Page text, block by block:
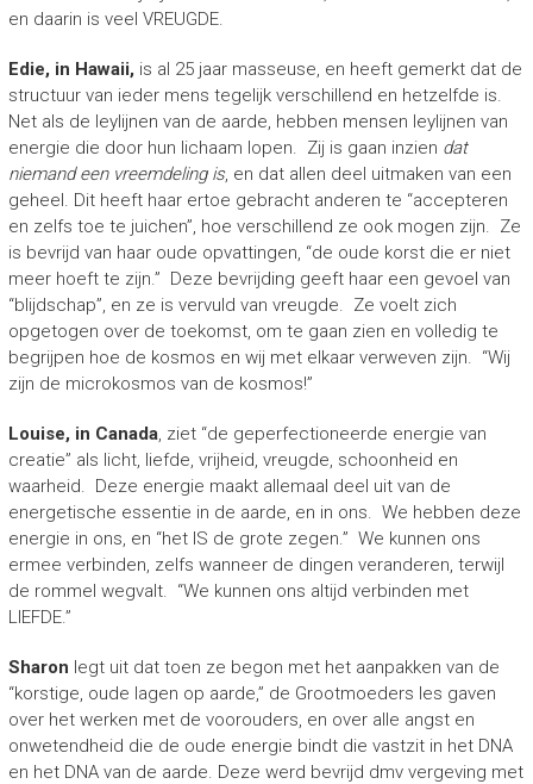
en daarin is veel VREUGDE.
Edie, in Hawaii, is al 25 jaar masseuse, en heeft gemerkt dat de
structuur van ieder mens tegelijk verschillend en hetzelfde is.
Net als de leylijnen van de aarde, hebben mensen leylijnen van
energie die door hun lichaam lopen. Zij is gaan inzien dat
niemand een vreemdeling is, en dat allen deel uitmaken van een
geheel. Dit heeft haar ertoe gebracht anderen te “accepteren
en zelfs toe te juichen”, hoe verschillend ze ook mogen zijn. Ze
is bevrijd van haar oude opvattingen, “de oude korst die er niet
meer hoeft te zijn.” Deze bevrijding geeft haar een gevoel van
“blijdschap”, en ze is vervuld van vreugde. Ze voelt zich
opgetogen over de toekomst, om te gaan zien en volledig te
begrijpen hoe de kosmos en wij met elkaar verweven zijn. “Wij
zijn de microkosmos van de kosmos!”
Louise, in Canada, ziet “de geperfectioneerde energie van
creatie” als licht, liefde, vrijheid, vreugde, schoonheid en
waarheid. Deze energie maakt allemaal deel uit van de
energetische essentie in de aarde, en in ons. We hebben deze
energie in ons, en “het IS de grote zegen.” We kunnen ons
ermee verbinden, zelfs wanneer de dingen veranderen, terwijl
de rommel wegvalt. “We kunnen ons altijd verbinden met
LIEFDE.”
Sharon legt uit dat toen ze begon met het aanpakken van de
“korstige, oude lagen op aarde,” de Grootmoeders les gaven
over het werken met de voorouders, en over alle angst en
onwetendheid die de oude energie bindt die vastzit in het DNA
en het DNA van de aarde. Deze werd bevrijd dmv vergeving met